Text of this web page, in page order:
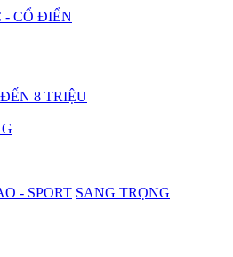
- CỔ ĐIỂN
8 TRIỆU
- SPORT SANG TRỌNG